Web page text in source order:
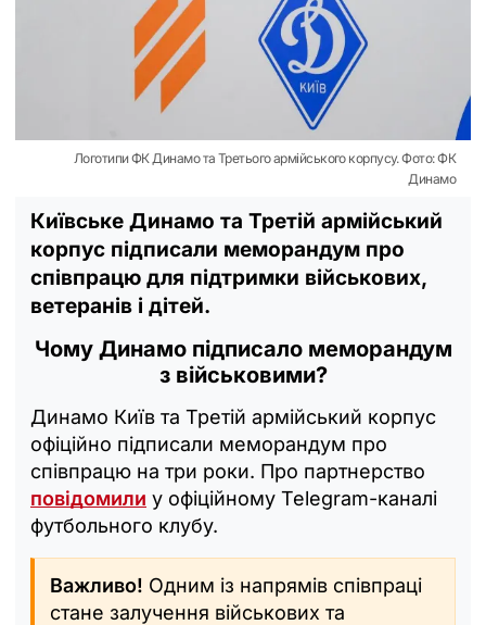
Логотипи ФК Динамо та Третього армійського корпусу. Фото: ФК
Динамо
Київське Динамо та Третій армійський
корпус підписали меморандум про
співпрацю для підтримки військових,
ветеранів і дітей.
Чому Динамо підписало меморандум
з військовими?
Динамо Київ та Третій армійський корпус
офіційно підписали меморандум про
співпрацю на три роки. Про партнерство
повідомили у офіційному Telegram-каналі
футбольного клубу.
Важливо! Одним із напрямів співпраці
стане залучення військових та